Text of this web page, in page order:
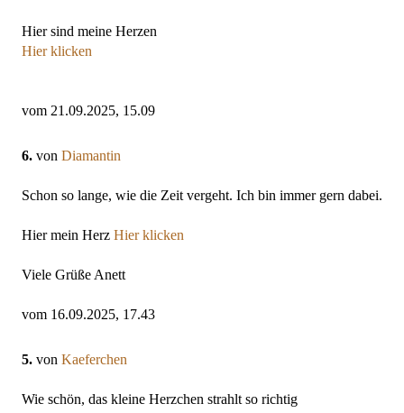
Hier sind meine Herzen
Hier klicken
vom 21.09.2025, 15.09
6. von Diamantin
Schon so lange, wie die Zeit vergeht. Ich bin immer gern dabei.
Hier mein Herz Hier klicken
Viele Grüße Anett
vom 16.09.2025, 17.43
5. von Kaeferchen
Wie schön, das kleine Herzchen strahlt so richtig